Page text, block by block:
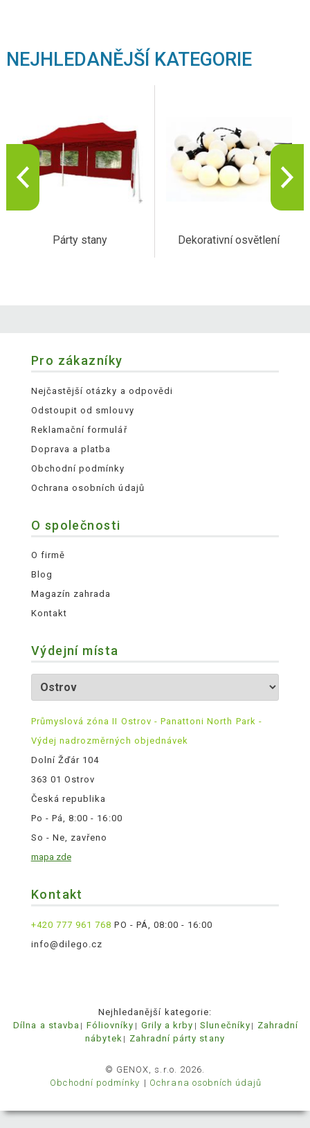
NEJHLEDANĚJŠÍ KATEGORIE
Párty stany Dekorativní osvětlení
Pro zákazníky
Nejčastější otázky a odpovědi
Odstoupit od smlouvy
Reklamační formulář
Doprava a platba
Obchodní podmínky
Ochrana osobních údajů
O společnosti
O firmě
Blog
Magazín zahrada
Kontakt
Výdejní místa
Průmyslová zóna II Ostrov - Panattoni North Park -
Výdej nadrozměrných objednávek
Dolní Žďár 104
363 01 Ostrov
Česká republika
Po - Pá, 8:00 - 16:00
So - Ne, zavřeno
mapa zde
Kontakt
+420 777 961 768 PO - PÁ, 08:00 - 16:00
info@dilego.cz
Nejhledanější kategorie:
Dílna a stavba
Fóliovníky Grily a krby Slunečníky
Zahradní
nábytek
Zahradní párty stany
© GENOX, s.r.o. 2026.
Obchodní podmínky
Ochrana osobních údajů